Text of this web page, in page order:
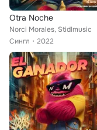
Otra Noche
Norci Morales, Stidlmusic
Сингл
2022